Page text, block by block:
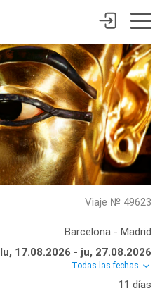
Viaje № 49623
Barcelona - Madrid
lu, 17.08.2026 - ju, 27.08.2026
Todas las fechas
11 días